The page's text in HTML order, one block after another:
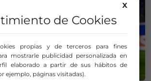
X
de Cookies
propias y de terceros para fines
mostrarle publicidad personalizada en
elaborado a partir de sus hábitos de
ejemplo, páginas visitadas).